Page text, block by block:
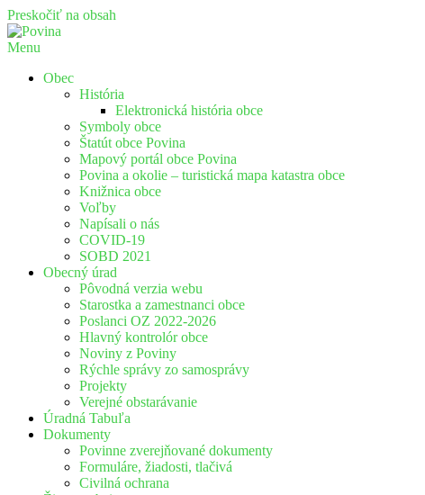
Preskočiť na obsah
Menu
Obec
História
Elektronická história obce
Symboly obce
Štatút obce Povina
Mapový portál obce Povina
Povina a okolie – turistická mapa katastra obce
Knižnica obce
Voľby
Napísali o nás
COVID-19
SOBD 2021
Obecný úrad
Pôvodná verzia webu
Starostka a zamestnanci obce
Poslanci OZ 2022-2026
Hlavný kontrolór obce
Noviny z Poviny
Rýchle správy zo samosprávy
Projekty
Verejné obstarávanie
Úradná Tabuľa
Dokumenty
Povinne zverejňované dokumenty
Formuláre, žiadosti, tlačivá
Civilná ochrana